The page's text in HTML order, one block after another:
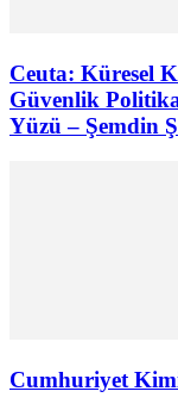
Ceuta: Küresel
Güvenlik
Yüzü – Şemdin
Cumhuriyet